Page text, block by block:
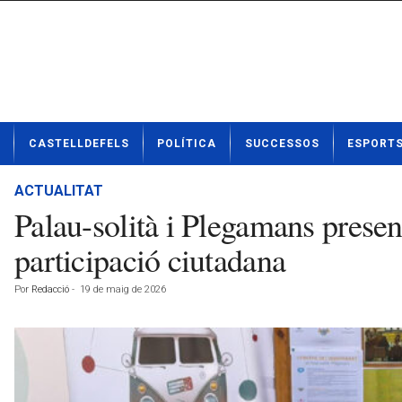
t
CASTELLDEFELS POLÍTICA SUCCESSOS ESPORTS
ACTUALITAT
Palau-solità i Plegamans
participació ciutadana
Por Redacció - 19 de maig de 2026